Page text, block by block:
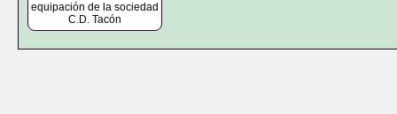
equipación de la sociedad
C.D. Tacón